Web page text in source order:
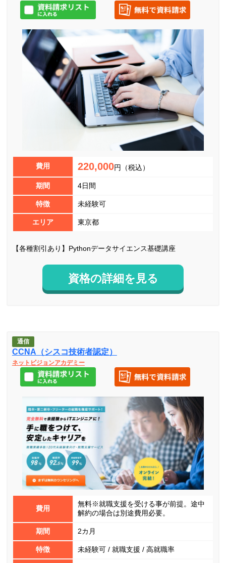
費用 220,000円（税込）
期間 4日間
特徴 未経験可
エリア 東京都
【各種割引あり】Pythonデータサイエンス基礎講座
資格の詳細を見る
通信
CCNA（シスコ技術者認定）
ネットビジョンアカデミー
費用
無料※就職支援を受ける事が前提。途中
解約の場合は別途費用必要。
期間 2カ月
特徴 未経験可 / 就職支援 / 高就職率